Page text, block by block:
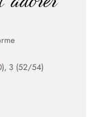
3 (52/54)